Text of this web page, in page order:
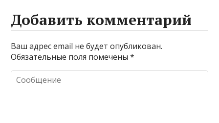
Добавить комментарий
Ваш адрес email не будет опубликован.
Обязательные поля помечены*